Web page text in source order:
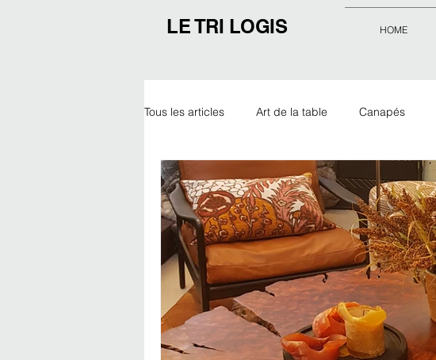
LE TRI LOGIS HOME
Tous les articles Art de la table Canapés
Outdoor Noël Expo Objets déco